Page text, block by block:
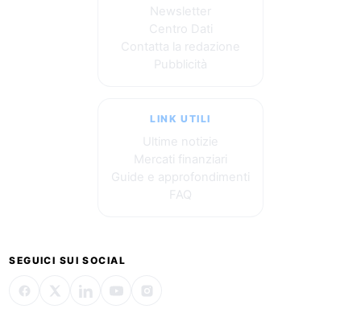
Newsletter
Centro Dati
Contatta la redazione
Pubblicità
LINK UTILI
Ultime notizie
Mercati finanziari
Guide e approfondimenti
FAQ
SEGUICI SUI SOCIAL